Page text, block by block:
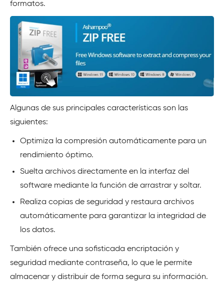
formatos.
Algunas de sus principales características son las
siguientes:
Optimiza la compresión automáticamente para un
rendimiento óptimo.
Suelta archivos directamente en la interfaz del
software mediante la función de arrastrar y soltar.
Realiza copias de seguridad y restaura archivos
automáticamente para garantizar la integridad de
los datos.
También ofrece una sofisticada encriptación y
seguridad mediante contraseña, lo que le permite
almacenar y distribuir de forma segura su información.